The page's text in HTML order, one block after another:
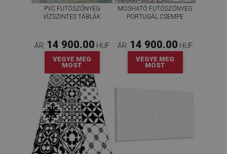
PVC FUTÓSZŐNYEG
VÍZSZINTES TÁBLÁK
ÁR: 14 900.00 HUF
VEGYE MEG
MOST
MOSHATÓ FUTÓSZŐNYEG
PORTUGÁL CSEMPE
ÁR: 14 900.00 HUF
VEGYE MEG
MOST